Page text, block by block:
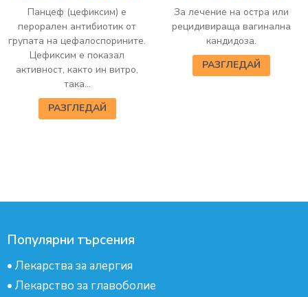
Панцеф (цефиксим) е
перорален антибиотик от
групата на цефалоспорините.
Цефиксим е показал
активност, както ин витро,
така...
РАЗГЛЕДАЙ
За лечение на остра или
рецидивираща вагинална
кандидоза.
РАЗГЛЕДАЙ
Популярни търсения
• Лекарства за алергия
• Лекарство за главоболие